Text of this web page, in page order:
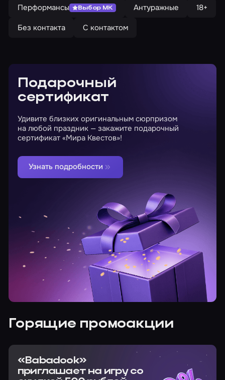
Перформансы
Выбор МК Антуражные
18+
Без контакта
С контактом
Подарочный
сертификат
Удивите близких оригинальным сюрпризом
на любой праздник — закажите подарочный
сертификат «Мира Квестов»!
Узнать подробности
Горящие промоакции
«Babadook»
приглашает на игру со